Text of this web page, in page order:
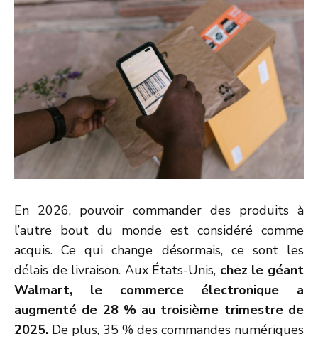
En 2026, pouvoir commander des produits à
l’autre bout du monde est considéré comme
acquis. Ce qui change désormais, ce sont les
délais de livraison. Aux États-Unis, chez le géant
Walmart, le commerce électronique a
augmenté de 28 % au troisième trimestre de
2025. De plus, 35 % des commandes numériques